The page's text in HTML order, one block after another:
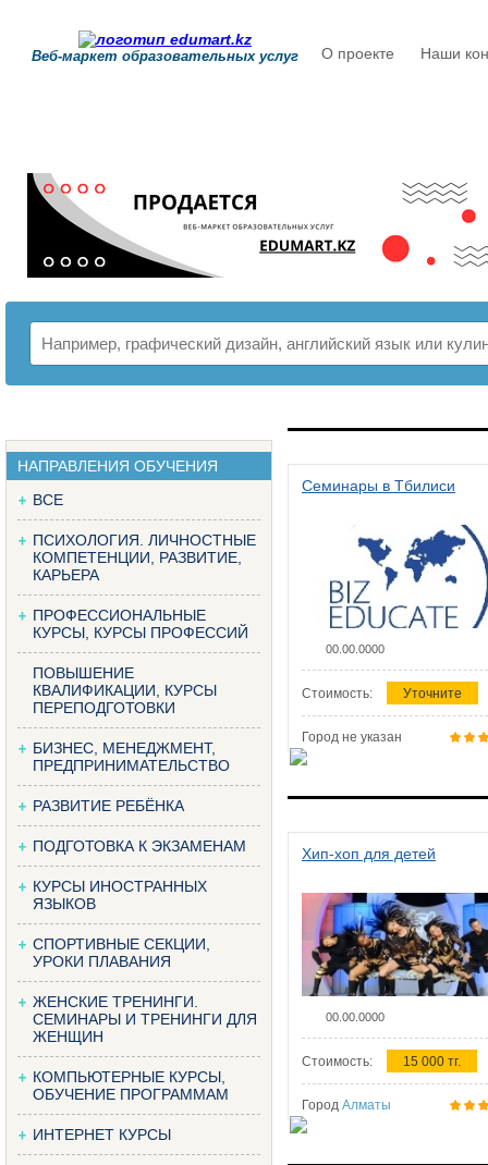
Веб-маркет образовательных услуг О проекте Наши
НАПРАВЛЕНИЯ ОБУЧЕНИЯ
ВСЕ
ПСИХОЛОГИЯ. ЛИЧНОСТНЫЕ
КОМПЕТЕНЦИИ, РАЗВИТИЕ,
КАРЬЕРА
ПРОФЕССИОНАЛЬНЫЕ
КУРСЫ, КУРСЫ ПРОФЕССИЙ
ПОВЫШЕНИЕ
КВАЛИФИКАЦИИ, КУРСЫ
ПЕРЕПОДГОТОВКИ
БИЗНЕС, МЕНЕДЖМЕНТ,
ПРЕДПРИНИМАТЕЛЬСТВО
РАЗВИТИЕ РЕБЁНКА
ПОДГОТОВКА К ЭКЗАМЕНАМ
КУРСЫ ИНОСТРАННЫХ
ЯЗЫКОВ
СПОРТИВНЫЕ СЕКЦИИ,
УРОКИ ПЛАВАНИЯ
ЖЕНСКИЕ ТРЕНИНГИ.
СЕМИНАРЫ И ТРЕНИНГИ ДЛЯ
ЖЕНЩИН
КОМПЬЮТЕРНЫЕ КУРСЫ,
ОБУЧЕНИЕ ПРОГРАММАМ
ИНТЕРНЕТ КУРСЫ
Семинары в Тбилиси
00.00.0000
Стоимость: Уточните
Город не указан
Хип-хоп для детей
00.00.0000
Стоимость: 15 000 тг.
Город Алматы